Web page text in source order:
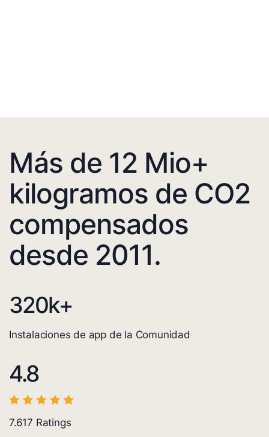
Más de 12 Mio+
kilogramos de CO2
compensados
desde 2011.
320k+
Instalaciones de app de la Comunidad
4.8
7.617 Ratings